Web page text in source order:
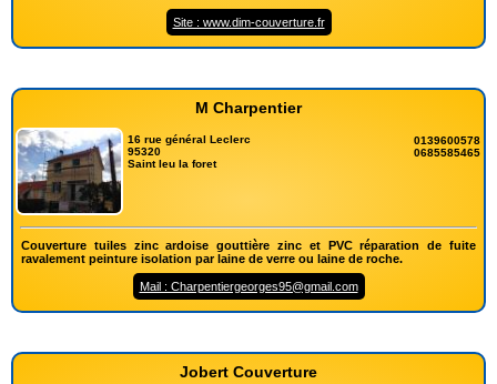
Site : www.dim-couverture.fr
M Charpentier
16 rue général Leclerc
95320
Saint leu la foret
0139600578
0685585465
Couverture tuiles zinc ardoise gouttière zinc et PVC réparation de fuite
ravalement peinture isolation par laine de verre ou laine de roche.
Mail : Charpentiergeorges95@gmail.com
Jobert Couverture